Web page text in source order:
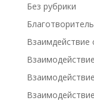
Без рубрики
Взаимдействие